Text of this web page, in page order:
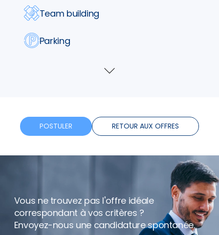
Team building
Parking
Tickets restaurants
Horaires flexibles
Voir
POSTULER RETOUR AUX OFFRES
Vous ne trouvez pas l'offre idéale
correspondant à vos critères ?
Envoyez-nous une candidature spontanée.